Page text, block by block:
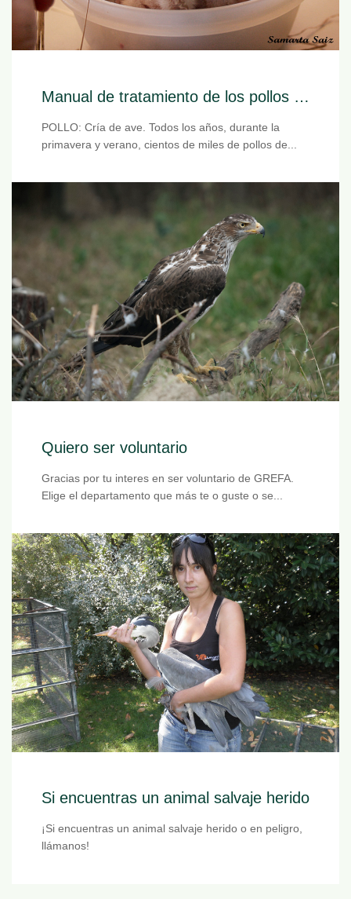
Manual de tratamiento de los pollos huérfanos
POLLO: Cría de ave. Todos los años, durante la
primavera y verano, cientos de miles de pollos de...
Quiero ser voluntario
Gracias por tu interes en ser voluntario de GREFA.
Elige el departamento que más te o guste o se...
Si encuentras un animal salvaje herido
¡Si encuentras un animal salvaje herido o en peligro,
llámanos!